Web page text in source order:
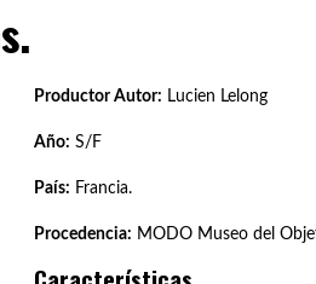
Productor Autor: Lucien Lelong
Año: S/F
País: Francia.
Procedencia: MODO Museo del